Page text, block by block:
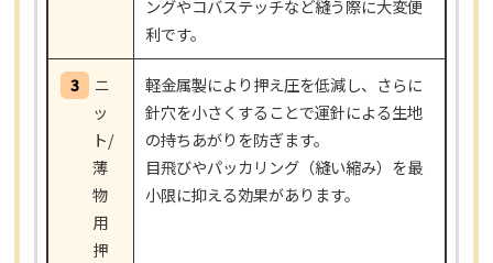
ングやコバステッチなど縫う際に大変便
利です。
3
ニ
ッ
ト/
薄
物
用
押
軽金属製により押え圧を低減し、さらに
針穴を小さくすることで運針による生地
の持ちあがりを防ぎます。
目飛びやパッカリング（縫い縮み）を最
小限に抑える効果があります。